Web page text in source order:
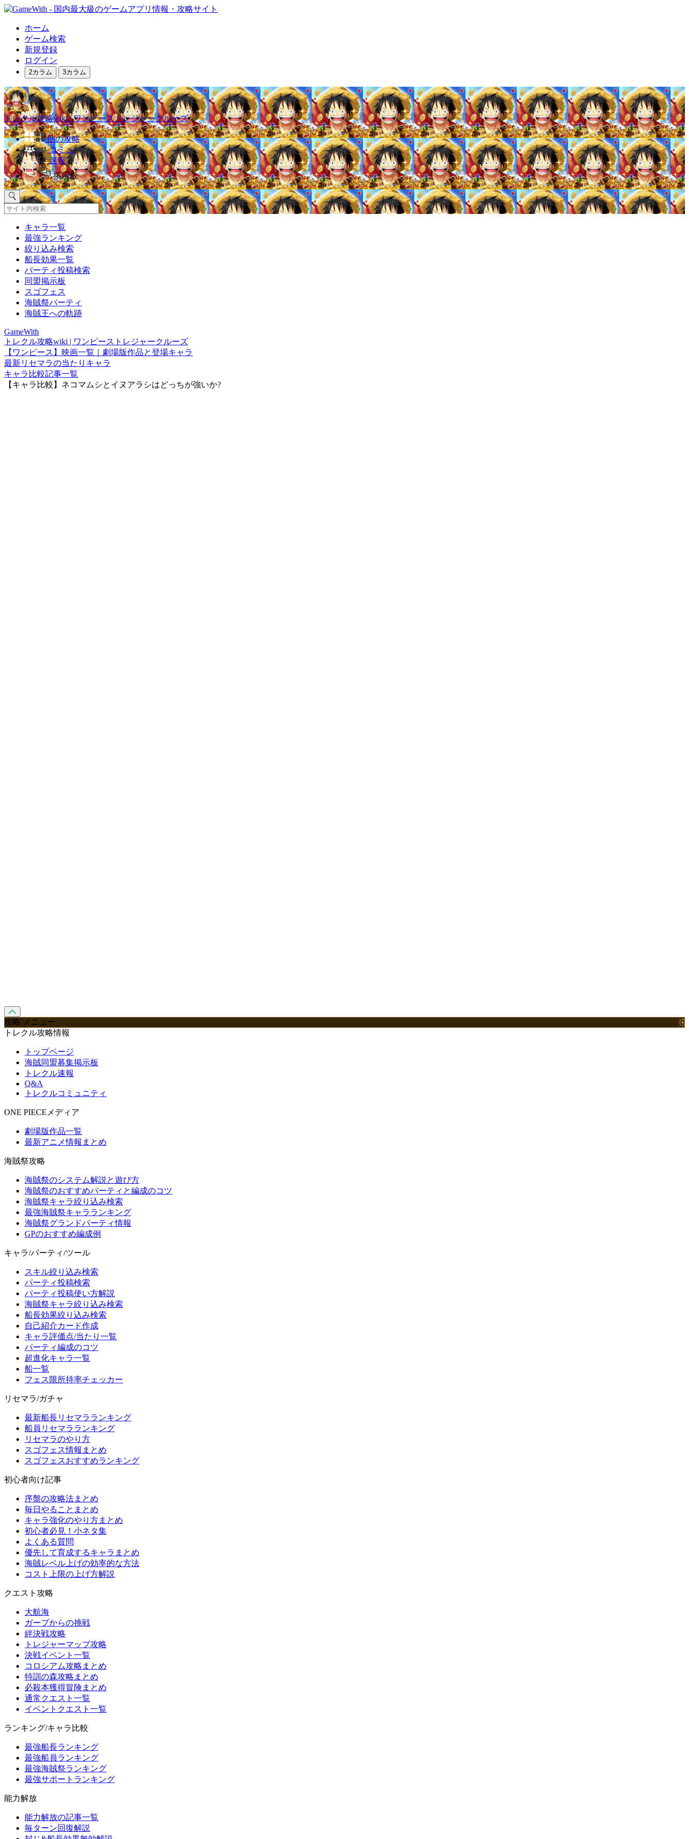
ホーム
ゲーム検索
新規登録
ログイン
2カラム 3カラム
トレクル攻略wiki | ワンピーストレジャークルーズ
他の攻略
コミュ
速報
掲示板
キャラ一覧
最強ランキング
絞り込み検索
船長効果一覧
パーティ投稿検索
同盟掲示板
スゴフェス
海賊祭パーティ
海賊王への軌跡
GameWith
トレクル攻略wiki | ワンピーストレジャークルーズ
【ワンピース】映画一覧｜劇場版作品と登場キャラ
最新リセマラの当たりキャラ
キャラ比較記事一覧
【キャラ比較】ネコマムシとイヌアラシはどっちが強いか?
攻略 メニュー
トレクル攻略情報
トップページ
海賊同盟募集掲示板
トレクル速報
Q&A
トレクルコミュニティ
ONE PIECEメディア
劇場版作品一覧
最新アニメ情報まとめ
海賊祭攻略
海賊祭のシステム解説と遊び方
海賊祭のおすすめパーティと編成のコツ
海賊祭キャラ絞り込み検索
最強海賊祭キャラランキング
海賊祭グランドパーティ情報
GPのおすすめ編成例
キャラ/パーティ/ツール
スキル絞り込み検索
パーティ投稿検索
パーティ投稿使い方解説
海賊祭キャラ絞り込み検索
船長効果絞り込み検索
自己紹介カード作成
キャラ評価点/当たり一覧
パーティ編成のコツ
超進化キャラ一覧
船一覧
フェス限所持率チェッカー
リセマラ/ガチャ
最新船長リセマラランキング
船員リセマラランキング
リセマラのやり方
スゴフェス情報まとめ
スゴフェスおすすめランキング
初心者向け記事
序盤の攻略法まとめ
毎日やることまとめ
キャラ強化のやり方まとめ
初心者必見！小ネタ集
よくある質問
優先して育成するキャラまとめ
海賊レベル上げの効率的な方法
コスト上限の上げ方解説
クエスト攻略
大航海
ガープからの挑戦
絆決戦攻略
トレジャーマップ攻略
決戦イベント一覧
コロシアム攻略まとめ
特訓の森攻略まとめ
必殺本獲得冒険まとめ
通常クエスト一覧
イベントクエスト一覧
ランキング/キャラ比較
最強船長ランキング
最強船員ランキング
最強海賊祭ランキング
最強サポートランキング
能力解放
能力解放の記事一覧
毎ターン回復解説